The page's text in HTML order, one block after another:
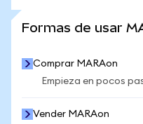
Formas de usar
Comprar MARAon
Empieza en pocos
Vender MARAon